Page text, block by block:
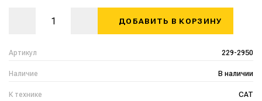
Артикул 229-2950
Наличие В наличии
К технике CAT
ДОБАВИТЬ В КОРЗИНУ